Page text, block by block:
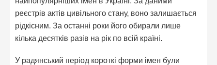
реєстрів актів цивільного стану, воно залишається
рідкісним. За останні роки його обирали лише
кілька десятків разів на рік по всій країні.
У радянський період короткі форми імен були